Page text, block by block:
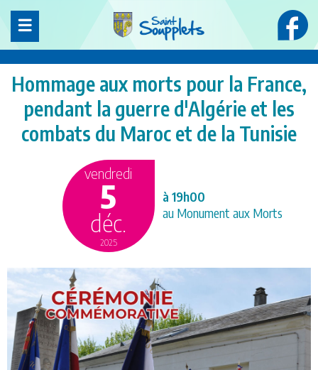
Hommage aux morts pour la France,
pendant la guerre d'Algérie et les
combats du Maroc et de la Tunisie
5
déc.
2025
vendredi
à 19h00
au Monument aux Morts
Panneau de gestion des cookies